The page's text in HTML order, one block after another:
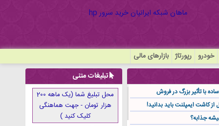
خودرو رپورتاژ بازارهای مالی
با تأثیر بزرگ در فروش
جذابه؟
تبلیغات متنی
محل تبلیغ شما (یک ماهه 200
هزار تومان - جهت هماهنگی
کلیک کنید )